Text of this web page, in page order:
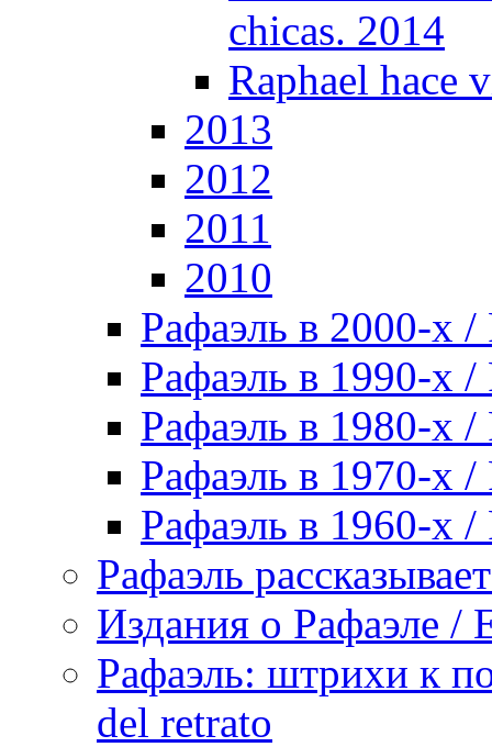
chicas. 2014
Raphael hace
2013
2012
2011
2010
Рафаэль в 2000-х /
Рафаэль в 1990-х /
Рафаэль в 1980-х /
Рафаэль в 1970-х /
Рафаэль в 1960-х /
Рафаэль
Издания о Рафаэле /
Рафаэль: штрихи к
del retrato